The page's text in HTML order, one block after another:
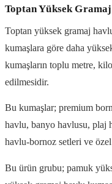
Toptan Yüksek
Toptan yüksek gramaj
kumaşlara göre daha
kumaşların toplu metre,
edilmesidir.
Bu kumaşlar; premium
havlu, banyo havlusu, plaj
havlu-bornoz setleri ve
Bu ürün grubu; pamuk